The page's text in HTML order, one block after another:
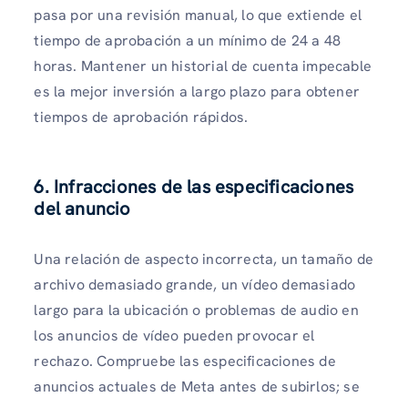
pasa por una revisión manual, lo que extiende el
tiempo de aprobación a un mínimo de 24 a 48
horas. Mantener un historial de cuenta impecable
es la mejor inversión a largo plazo para obtener
tiempos de aprobación rápidos.
6. Infracciones de las especificaciones
del anuncio
Una relación de aspecto incorrecta, un tamaño de
archivo demasiado grande, un vídeo demasiado
largo para la ubicación o problemas de audio en
los anuncios de vídeo pueden provocar el
rechazo. Compruebe las especificaciones de
anuncios actuales de Meta antes de subirlos; se